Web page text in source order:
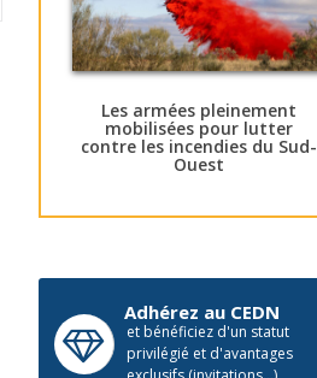
Les armées pleinement
mobilisées pour lutter
contre les incendies du Sud-
Ouest
Adhérez au CEDN
et bénéficiez d'un statut
privilégié et d'avantages